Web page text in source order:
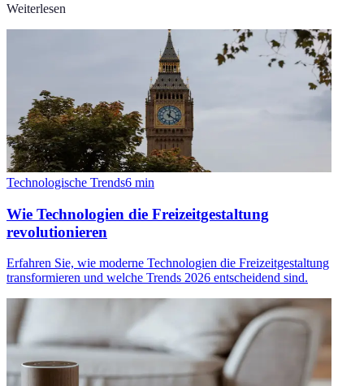
Weiterlesen
Technologische Trends6 min
Wie Technologien die Freizeitgestaltung
revolutionieren
Erfahren Sie, wie moderne Technologien die Freizeitgestaltung
transformieren und welche Trends 2026 entscheidend sind.